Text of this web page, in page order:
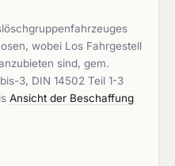
wobei Los Fahrgestell
sind, gem.
3, DIN 14502 Teil 1-3
Ansicht der Beschaffung